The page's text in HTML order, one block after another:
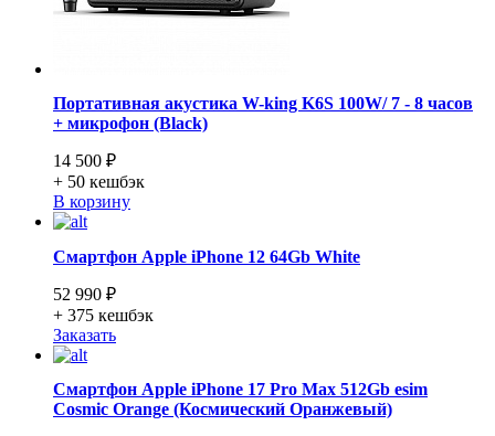
Портативная акустика W-king K6S 100W/ 7 - 8 часов
+ микрофон (Black)
14 500 ₽
+ 50 кешбэк
В корзину
Смартфон Apple iPhone 12 64Gb White
52 990 ₽
+ 375 кешбэк
Заказать
Смартфон Apple iPhone 17 Pro Max 512Gb esim
Cosmic Orange (Космический Оранжевый)